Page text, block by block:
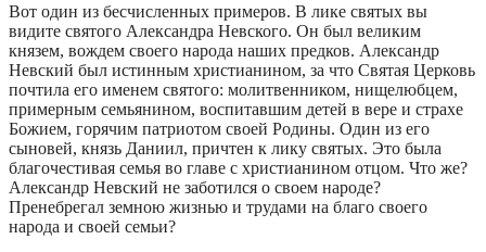
Вот один из бесчисленных примеров. В лике святых вы
видите святого Александра Невского. Он был великим
князем, вождем своего народа наших предков. Александр
Невский был истинным христианином, за что Святая Церковь
почтила его именем святого: молитвенником, нищелюбцем,
примерным семьянином, воспитавшим детей в вере и страхе
Божием, горячим патриотом своей Родины. Один из его
сыновей, князь Даниил, причтен к лику святых. Это была
благочестивая семья во главе с христианином отцом. Что же?
Александр Невский не заботился о своем народе?
Пренебрегал земною жизнью и трудами на благо своего
народа и своей семьи?